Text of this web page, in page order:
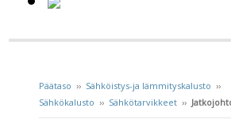
Päätaso ›› Sähköistys-ja lämmityskalusto ››
Sähkökalusto ›› Sähkötarvikkeet ››